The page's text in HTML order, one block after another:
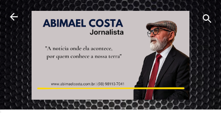
Pular para o conteúdo principal